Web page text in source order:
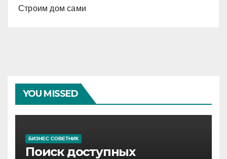
Строим дом сами
YOU MISSED
БИЗНЕС СОВЕТНИК
Поиск доступных